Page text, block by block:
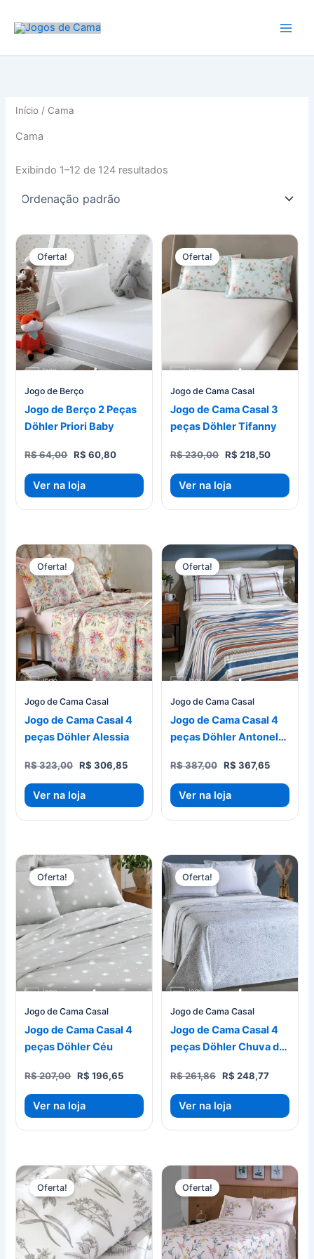
para
conteúdo
Início / Cama
Cama
Exibindo 1–12 de 124 resultados
Oferta!
Jogo de Berço
Jogo de Berço 2 Peças
Döhler Priori Baby
R$64,00 O
era:
R$ 60,80O
atual
R$ 60,80.
Ver na loja
Oferta!
Jogo de Cama Casal
Jogo de Cama Casal 3
peças Döhler Tifanny
R$230,00 O
era:
R$ 218,50O
atual
R$
Ver na loja
Oferta!
Jogo de Cama Casal
Jogo de Cama Casal 4
peças Döhler Alessia
R$323,00 O
era:
R$ 306,85O
atual
R$ 306,85.
Ver na loja
Oferta!
Jogo de Cama Casal
Jogo de Cama Casal 4
peças Döhler Antonella
R$387,00 O
era:
R$ 367,65O
atual
R$
Ver na loja
Oferta!
Jogo de Cama Casal
Jogo de Cama Casal 4
peças Döhler Céu
R$207,00 O
era:
R$ 196,65O
atual
R$ 196,65.
Ver na loja
Oferta!
Jogo de Cama Casal
Jogo de Cama Casal 4
peças Döhler Chuva de
R$261,86 O
era:
R$ 248,77O
atual
R$
Ver na loja
Oferta! Oferta!